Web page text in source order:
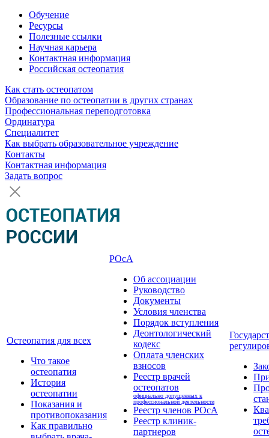
Обучение
Ресурсы
Полезные ссылки
Научная карьера
Контактная информация
Российская остеопатия
Как стать остеопатом
Образование по остеопатии в других странах
Профессиональная переподготовка
Ординатура
Специалитет
Как выбрать образовательное учреждение
Контакты
Контактная информация
Задать вопрос
Остеопатия для всех
Что такое
остеопатия
История
остеопатии
Показания и
противопоказания
Как правильно
РОсА
Об ассоциации
Руководство
Документы
Условия членства
Порядок вступления
Деонтологический
кодекс
Оплата членских
взносов
Реестр врачей
остеопатов
официально допущенных к
профессиональной деятельности
Реестр членов РОсА
Реестр клиник-
партнеров